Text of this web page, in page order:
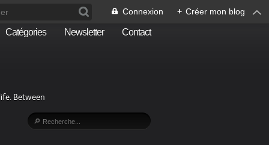
Connexion + Créer mon blog
Catégories Newsletter Contact
Between